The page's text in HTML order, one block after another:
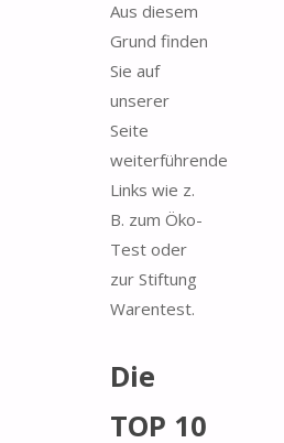
Aus diesem
Grund finden
Sie auf
unserer
Seite
weiterführende
Links wie z.
B. zum Öko-
Test oder
zur Stiftung
Warentest.
Die
TOP 10